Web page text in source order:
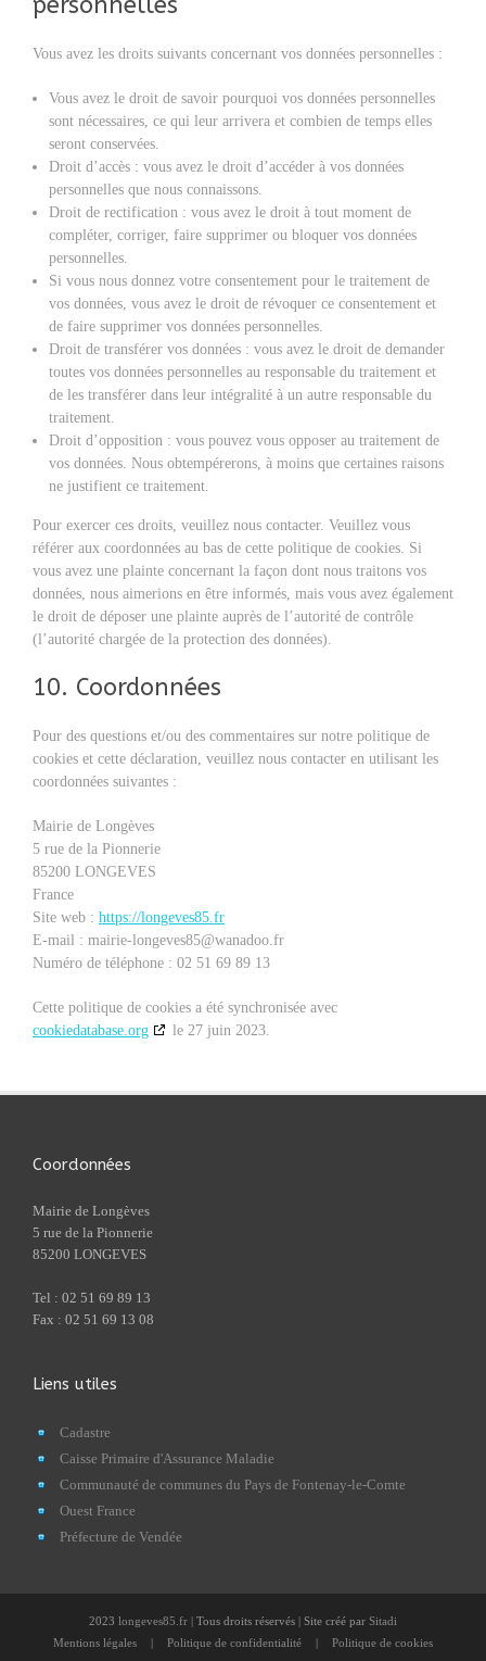
Vous avez les droits suivants concernant vos données personnelles :
Vous avez le droit de savoir pourquoi vos données personnelles
sont nécessaires, ce qui leur arrivera et combien de temps elles
seront conservées.
Droit d’accès : vous avez le droit d’accéder à vos données
personnelles que nous connaissons.
Droit de rectification : vous avez le droit à tout moment de
compléter, corriger, faire supprimer ou bloquer vos données
personnelles.
Si vous nous donnez votre consentement pour le traitement de
vos données, vous avez le droit de révoquer ce consentement et
de faire supprimer vos données personnelles.
Droit de transférer vos données : vous avez le droit de demander
toutes vos données personnelles au responsable du traitement et
de les transférer dans leur intégralité à un autre responsable du
traitement.
Droit d’opposition : vous pouvez vous opposer au traitement de
vos données. Nous obtempérerons, à moins que certaines raisons
ne justifient ce traitement.
Pour exercer ces droits, veuillez nous contacter. Veuillez vous
référer aux coordonnées au bas de cette politique de cookies. Si
vous avez une plainte concernant la façon dont nous traitons vos
données, nous aimerions en être informés, mais vous avez également
le droit de déposer une plainte auprès de l’autorité de contrôle
(l’autorité chargée de la protection des données).
10. Coordonnées
Pour des questions et/ou des commentaires sur notre politique de
cookies et cette déclaration, veuillez nous contacter en utilisant les
coordonnées suivantes :
Mairie de Longèves
5 rue de la Pionnerie
85200 LONGEVES
France
Site web : https://longeves85.fr
E-mail : mairie-longeves85@wanadoo.fr
Numéro de téléphone : 02 51 69 89 13
Cette politique de cookies a été synchronisée avec
cookiedatabase.org
le 27 juin 2023.
Coordonnées
Mairie de Longèves
5 rue de la Pionnerie
85200 LONGEVES
Tel : 02 51 69 89 13
Fax : 02 51 69 13 08
Liens utiles
Cadastre
Caisse Primaire d'Assurance Maladie
Communauté de communes du Pays de Fontenay-le-Comte
Ouest France
Préfecture de Vendée
2023 longeves85.fr | Tous droits réservés | Site créé par Sitadi
Mentions légales
| Politique de confidentialité | Politique de cookies